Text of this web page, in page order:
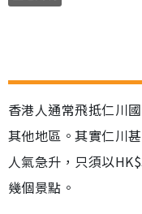
香港人通常飛抵仁川
其他地區。其實仁川
人氣急升，只須以
幾個景點。